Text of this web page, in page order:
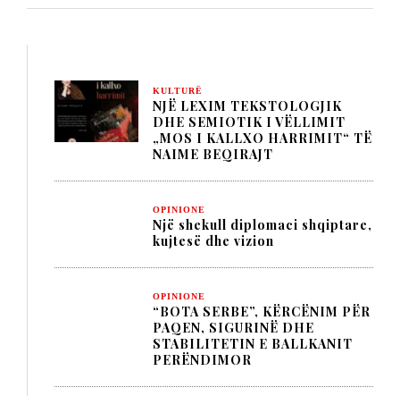
KULTURË
NJË LEXIM TEKSTOLOGJIK
DHE SEMIOTIK I VËLLIMIT
„MOS I KALLXO HARRIMIT“ TË
NAIME BEQIRAJT
OPINIONE
Një shekull diplomaci shqiptare,
kujtesë dhe vizion
OPINIONE
“BOTA SERBE”, KËRCËNIM PËR
PAQEN, SIGURINË DHE
STABILITETIN E BALLKANIT
PERËNDIMOR